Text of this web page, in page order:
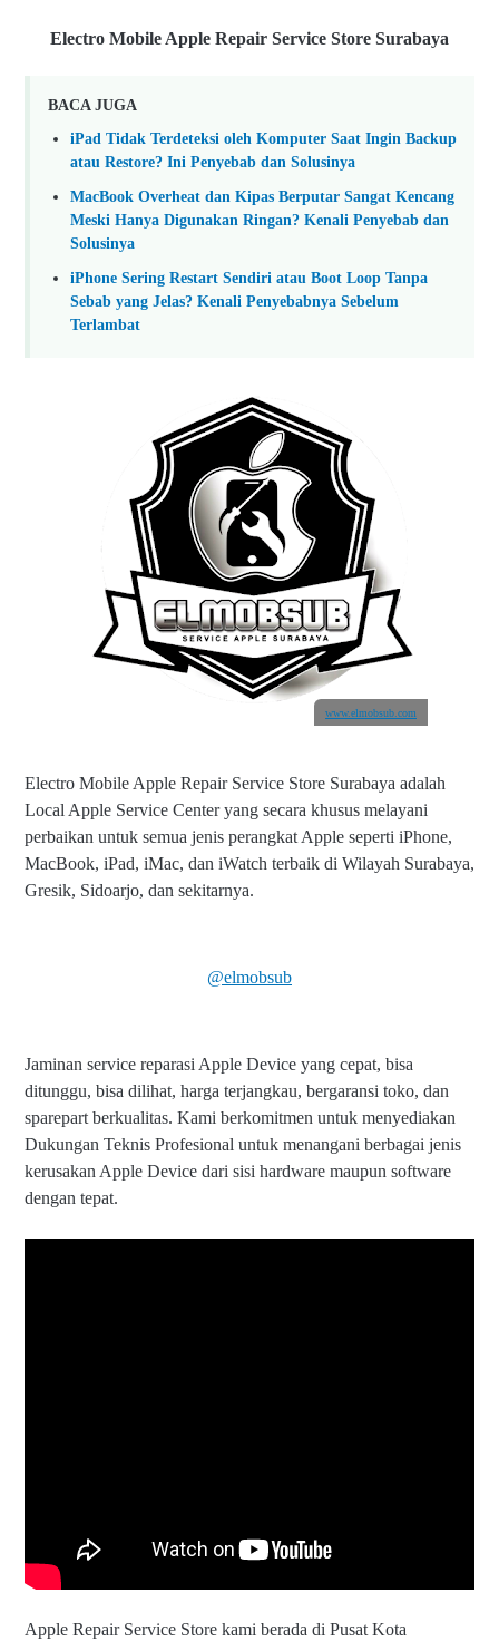
Electro Mobile Apple Repair Service Store Surabaya
BACA JUGA
iPad Tidak Terdeteksi oleh Komputer Saat Ingin Backup
atau Restore? Ini Penyebab dan Solusinya
MacBook Overheat dan Kipas Berputar Sangat Kencang
Meski Hanya Digunakan Ringan? Kenali Penyebab dan
Solusinya
iPhone Sering Restart Sendiri atau Boot Loop Tanpa
Sebab yang Jelas? Kenali Penyebabnya Sebelum
Terlambat
www.elmobsub.com
Electro Mobile Apple Repair Service Store Surabaya adalah
Local Apple Service Center yang secara khusus melayani
perbaikan untuk semua jenis perangkat Apple seperti iPhone,
MacBook, iPad, iMac, dan iWatch terbaik di Wilayah Surabaya,
Gresik, Sidoarjo, dan sekitarnya.
@elmobsub
Jaminan service reparasi Apple Device yang cepat, bisa
ditunggu, bisa dilihat, harga terjangkau, bergaransi toko, dan
sparepart berkualitas. Kami berkomitmen untuk menyediakan
Dukungan Teknis Profesional untuk menangani berbagai jenis
kerusakan Apple Device dari sisi hardware maupun software
dengan tepat.
Apple Repair Service Store kami berada di Pusat Kota